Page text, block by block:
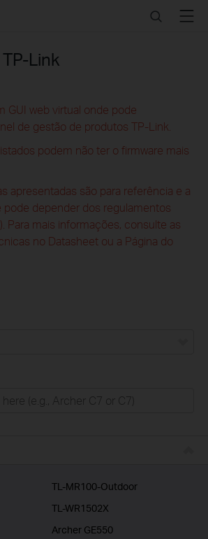
SearchMenu
Link
GUI web virtual onde pode
de gestão de produtos TP-Link.
podem não ter o firmware mais
apresentadas são para referência e a
pode depender dos regulamentos
Para mais informações, consulte as
no Datasheet ou a Página do
TL-MR100-Outdoor
TL-WR1502X
Archer GE550